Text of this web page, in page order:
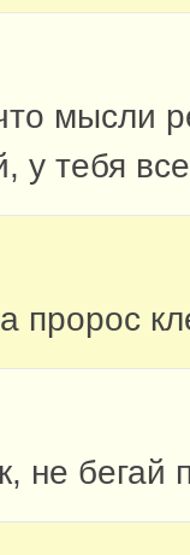
мысли
тебя
пророс
не бегай